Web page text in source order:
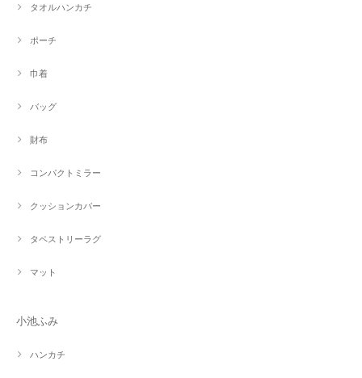
タオルハンカチ
ポーチ
巾着
バッグ
財布
コンパクトミラー
クッションカバー
タペストリーラグ
マット
小池ふみ
ハンカチ